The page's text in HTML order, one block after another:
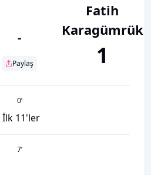
-
Paylaş
Fatih
Karagümrük
1
0’
İlk 11'ler
7’